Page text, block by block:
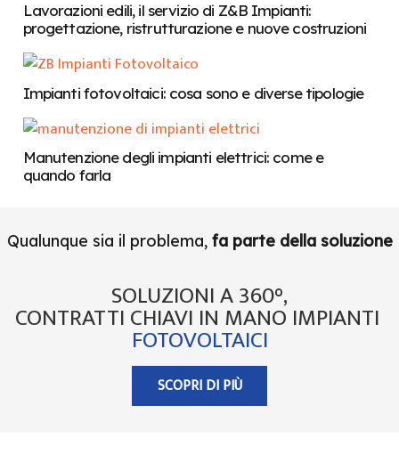
Lavorazioni edili, il servizio di Z&B Impianti:
progettazione, ristrutturazione e nuove costruzioni
Impianti fotovoltaici: cosa sono e diverse tipologie
Manutenzione degli impianti elettrici: come e
quando farla
Qualunque sia il problema, fa parte della soluzione
SOLUZIONI A 360°,
CONTRATTI CHIAVI IN MANO IMPIANTI
FOTOVOLTAICI
SCOPRI DI PIÙ